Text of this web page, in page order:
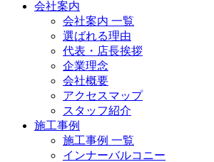
会社案内
会社案内 一覧
選ばれる理由
代表・店長挨拶
企業理念
会社概要
アクセスマップ
スタッフ紹介
施工事例
施工事例 一覧
インナーバルコニー